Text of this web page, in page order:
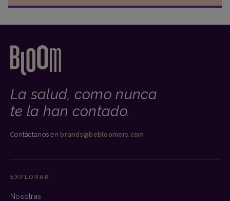
La salud, como nunca
te la han contado.
Contáctanos en brands@bebloomers.com
EXPLORAR
Nosotras